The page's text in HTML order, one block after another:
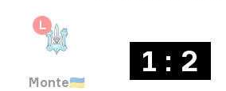
L
Monte🇺🇦
1 : 2